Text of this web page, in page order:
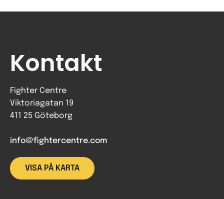
Kontakt
Fighter Centre
Viktoriagatan 19
411 25 Göteborg
info@fightercentre.com
VISA PÅ KARTA